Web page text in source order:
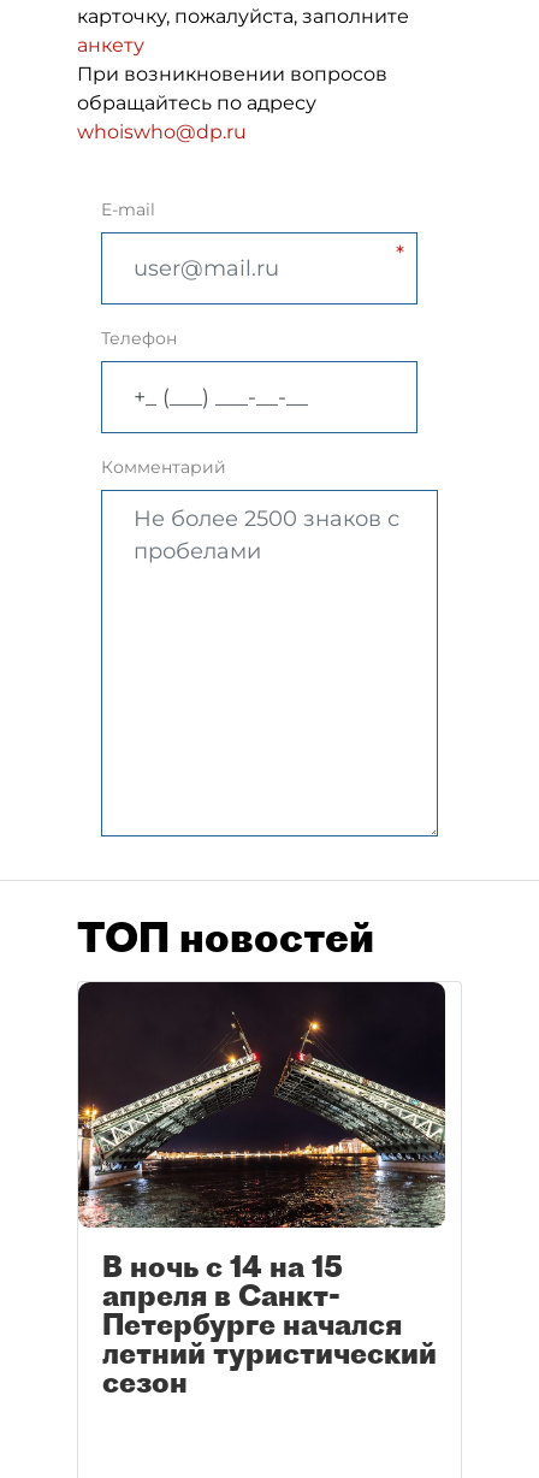
карточку, пожалуйста, заполните
анкету
При возникновении вопросов
обращайтесь по адресу
whoiswho@dp.ru
E-mail
Телефон
Комментарий
ТОП новостей
В ночь с 14 на 15
апреля в Санкт-
Петербурге начался
летний туристический
сезон